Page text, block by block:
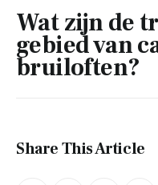
Trends
Overig
Wat zijn de
gebied van
bruiloften?
Share This Article